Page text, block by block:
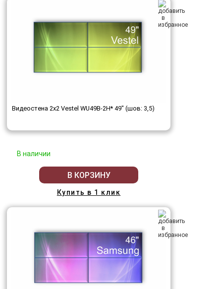
Видеостена 2x2 Vestel WU49B-2H* 49" (шов: 3,5)
В наличии
В КОРЗИНУ
Купить в 1 клик